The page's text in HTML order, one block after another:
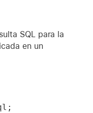
SQL para la
en un